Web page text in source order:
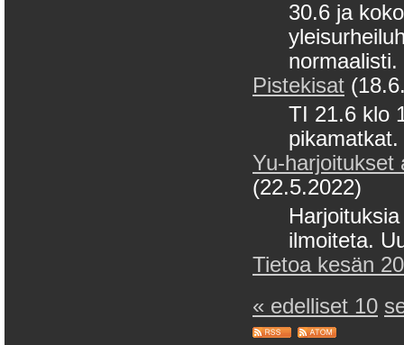
30.6 ja
normaalisti.
Pistekisat
TI 21.6 klo
Yu-harjoitukset
(22.5.2022)
ilmoiteta.
Tietoa kesän
« edelliset 10